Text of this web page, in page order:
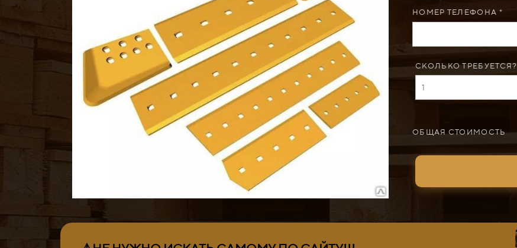
НОМЕР ТЕЛЕФОНА *
СКОЛЬКО ТРЕБУЕТСЯ?
ОБЩАЯ СТОИМОСТЬ